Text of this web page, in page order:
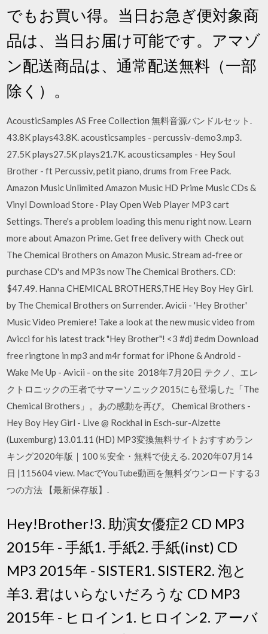
でもお買い得。当日お急ぎ便対象商
品は、当日お届け可能です。アマゾ
ン配送商品は、通常配送無料（一部
除く）。
AcousticSamples AS Free Collection 無料音源バンドルセット.
43.8K plays43.8K. acousticsamples - percussiv-demo3.mp3.
27.5K plays27.5K plays21.7K. acousticsamples - Hey Soul
Brother - ft Percussiv, petit piano, drums from Free Pack.
Amazon Music Unlimited Amazon Music HD Prime Music CDs &
Vinyl Download Store · Play Open Web Player MP3 cart
Settings. There's a problem loading this menu right now. Learn
more about Amazon Prime. Get free delivery with Check out
The Chemical Brothers on Amazon Music. Stream ad-free or
purchase CD's and MP3s now The Chemical Brothers. CD:
$47.49. Hanna CHEMICAL BROTHERS,THE Hey Boy Hey Girl.
by The Chemical Brothers on Surrender. Avicii - 'Hey Brother'
Music Video Premiere! Take a look at the new music video from
Avicci for his latest track "Hey Brother"! <3 #dj #edm Download
free ringtone in mp3 and m4r format for iPhone & Android -
Wake Me Up - Avicii - on the site 2018年7月20日 テクノ、エレ
クトロニックの王者でサマーソニック2015にも登場した「The
Chemical Brothers」。あの感動を再び。 Chemical Brothers -
Hey Boy Hey Girl - Live @ Rockhal in Esch-sur-Alzette
(Luxemburg) 13.01.11 (HD) MP3変換無料サイトおすすめラン
キング2020年版｜100％安全・無料で使える. 2020年07月14
日 |115604 view. MacでYouTube動画を無料ダウンロードする3
つの方法 【最新保存版】.
Hey!Brother!3. 助演女優症2 CD MP3
2015年 - 手紙1. 手紙2. 手紙(inst) CD
MP3 2015年 - SISTER1. SISTER2. 泡と
羊3. 君はいらないだろうな CD MP3
2015年 - ヒロイン1. ヒロイン2. アーバ